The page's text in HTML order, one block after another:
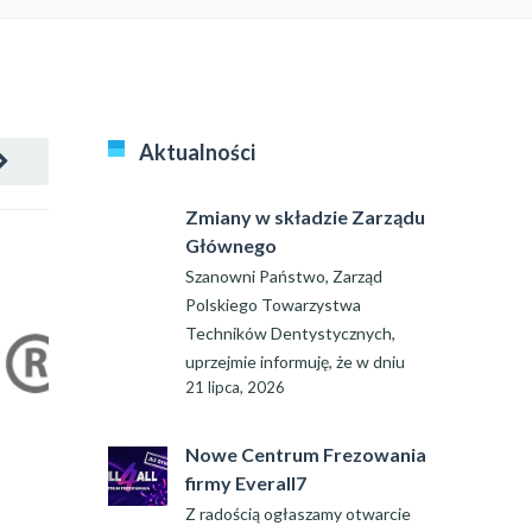
Aktualności
Zmiany w składzie Zarządu
Głównego
Szanowni Państwo, Zarząd
Polskiego Towarzystwa
Techników Dentystycznych,
uprzejmie informuję, że w dniu
21 lipca, 2026
Nowe Centrum Frezowania
firmy Everall7
Z radością ogłaszamy otwarcie